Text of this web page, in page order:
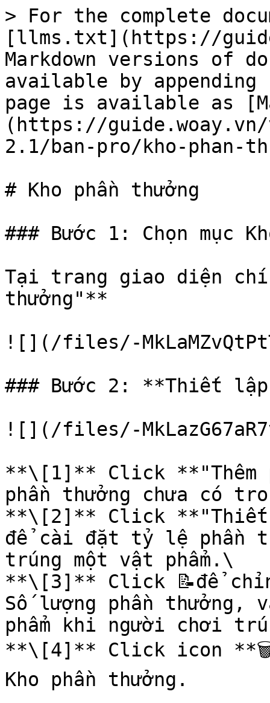
> For the complete
[llms.txt](https://
Markdown versions of
available by
page is available as
(https://
2.1/ban-pro/kho-phan-
# Kho phần thưởng
### Bước 1: Chọn mục
Tại trang giao diện
thưởng"**
![](/files/-
### Bước 2: **Thiết lập
![](/files/-
**\[1]** Click **"Thêm
phần thưởng chưa có
**\[2]** Click
để cài đặt tỷ lệ phần
trúng một vật phẩm.\
**\[3]** Click 📝để
Số lượng phần
phẩm khi người chơi
**\[4]** Click icon
Kho phần thưởng.